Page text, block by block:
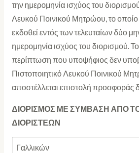
την ημερομηνία ισχύος του
Λευκού Ποινικού Μητρώου, το οποίο
εκδοθεί εντός των τελευταίων δύο
ημερομηνία ισχύος του διορισμού.
περίπτωση που υποψήφιος δεν
Πιστοποιητικό Λευκού Ποινικού
αποστέλλεται επιστολή προσφοράς
ΔΙΟΡΙΣΜΟΣ ΜΕ ΣΥΜΒΑΣΗ ΑΠΟ
ΔΙΟΡΙΣΤΕΩΝ
Γαλλικών